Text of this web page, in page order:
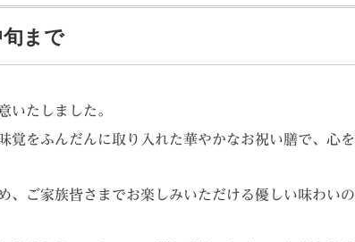
まで
いたしました。
覚をふんだんに取り入れた華やかなお祝い膳で、心
、ご家族皆さまでお楽しみいただける優しい味わい